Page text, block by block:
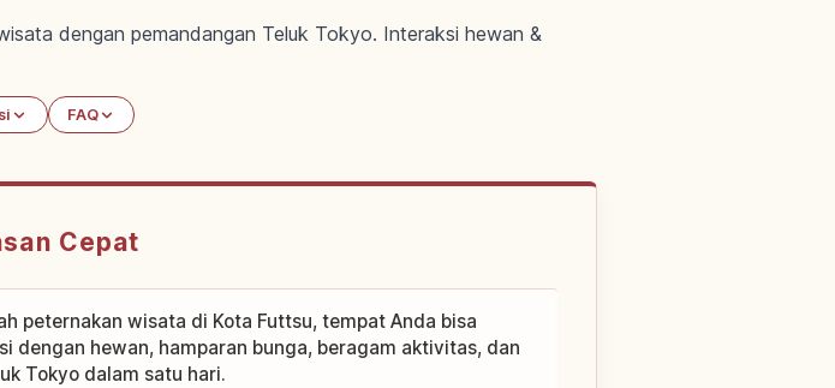
dengan pemandangan Teluk Tokyo. Interaksi hewan &
FAQ
Cepat
peternakan wisata di Kota Futtsu, tempat Anda bisa
dengan hewan, hamparan bunga, beragam aktivitas, dan
Tokyo dalam satu hari.